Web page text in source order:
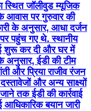
स्थित जॉलीवुड म्यूजिक
आवास पर गुरुवार की
के अनुसार, आधा दर्जन
पहुंच गए थे. स्थानीय
शुरू कर दी और घर में
अनुसार, ईडी की टीम
और प्रिया राजीव रंजन
और अन्य साक्ष्यों
तक ईडी की कार्रवाई
बयान जारी